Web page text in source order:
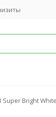
Super Bright